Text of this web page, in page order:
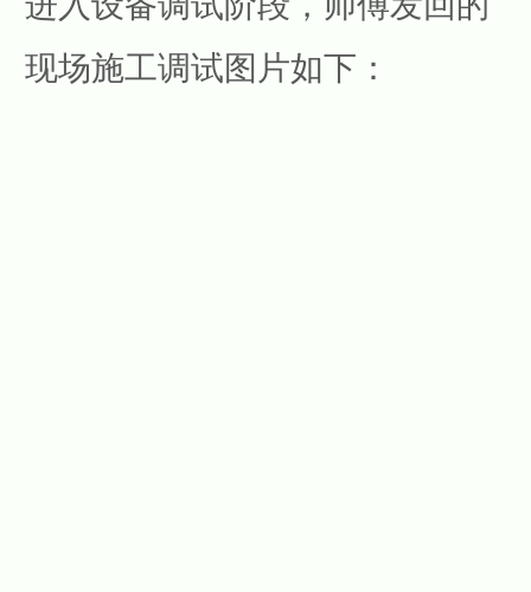
现场施工调试图片如下：